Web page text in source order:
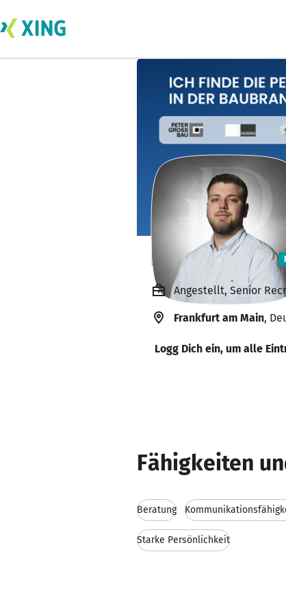
Lucas Markert
Angestellt, Senior
Frankfurt am Main,
Logg Dich ein, um alle
Fähigkeiten
Beratung
Starke Persönlichkeit